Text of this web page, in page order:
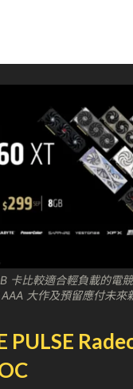
卡比較適合輕負載的電
大作及預留應付未來
PULSE